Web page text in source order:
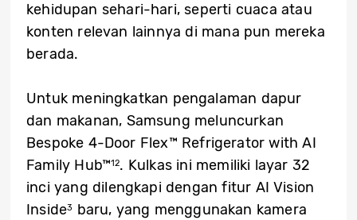
kehidupan sehari-hari, seperti cuaca atau
konten relevan lainnya di mana pun mereka
berada.
Untuk meningkatkan pengalaman dapur
dan makanan, Samsung meluncurkan
Bespoke 4-Door Flex™ Refrigerator with AI
Family Hub™12. Kulkas ini memiliki layar 32
inci yang dilengkapi dengan fitur AI Vision
Inside3
baru, yang menggunakan kamera